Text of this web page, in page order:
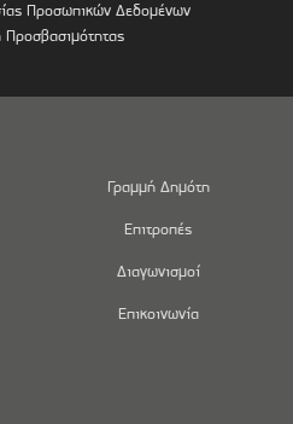
Προσωπικών Δεδομένων
Γραμμή Δημότη
Επιτροπές
Διαγωνισμοί
Επικοινωνία